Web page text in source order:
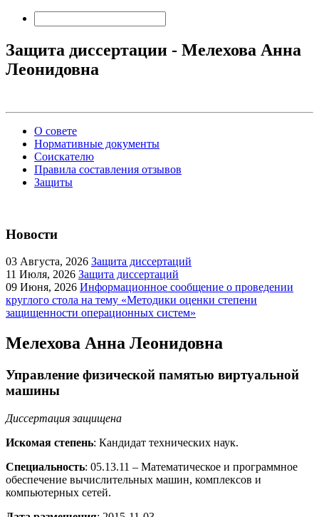
Защита диссертации - Мелехова Анна
Леонидовна
О совете
Нормативные документы
Соискателю
Правила составления отзывов
Защиты
Новости
03 Августа, 2026 Защита диссертаций
11 Июля, 2026 Защита диссертаций
09 Июня, 2026 Информационное сообщение о проведении
круглого стола на тему «Методики оценки степени
защищенности операционных систем»
Мелехова Анна Леонидовна
Управление физической памятью виртуальной
машины
Диссертация защищена
Искомая степень: Кандидат технических наук.
Специальность: 05.13.11 – Математическое и программное
обеспечение вычислительных машин, комплексов и
компьютерных сетей.